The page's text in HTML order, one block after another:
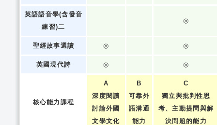
英語語音學(含發音
練習)二
◎
聖經故事選讀 ◎ ◎
英國現代詩 ◎ ◎
核心能力課程
A
深度閱讀
討論外國
文學文化
B
可靠外
語溝通
能力
C
獨立與批判性思
考、主動提問與解
決問題的能力